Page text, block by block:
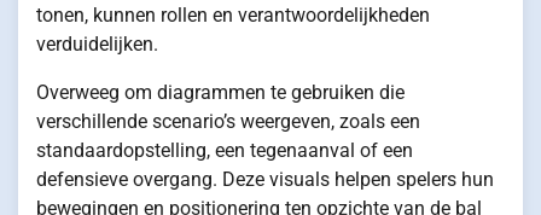
tonen, kunnen rollen en verantwoordelijkheden
verduidelijken.
Overweeg om diagrammen te gebruiken die
verschillende scenario’s weergeven, zoals een
standaardopstelling, een tegenaanval of een
defensieve overgang. Deze visuals helpen spelers hun
bewegingen en positionering ten opzichte van de bal